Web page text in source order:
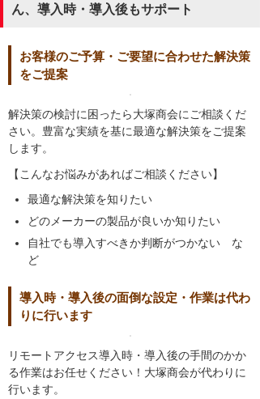
ん、導入時・導入後もサポート
お客様のご予算・ご要望に合わせた解決策
をご提案
解決策の検討に困ったら大塚商会にご相談くだ
さい。豊富な実績を基に最適な解決策をご提案
します。
【こんなお悩みがあればご相談ください】
最適な解決策を知りたい
どのメーカーの製品が良いか知りたい
自社でも導入すべきか判断がつかない な
ど
導入時・導入後の面倒な設定・作業は代わ
りに行います
リモートアクセス導入時・導入後の手間のかか
る作業はお任せください！大塚商会が代わりに
行います。